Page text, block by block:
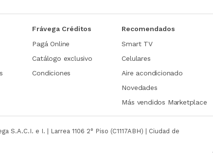
Frávega Créditos
Pagá Online
Catálogo exclusivo
Condiciones
Recomendados
Smart TV
Celulares
Aire acondicionado
Novedades
Más vendidos Marketplace
S.A.C.I. e I. | Larrea 1106 2° Piso (C1117ABH) | Ciudad de